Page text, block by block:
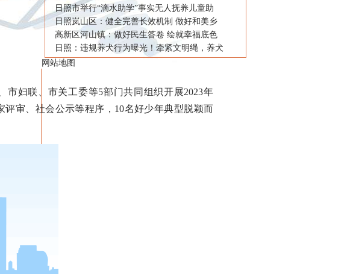
妇联、市关工委等5部门共同组织开展2023年
评审、社会公示等程序，10名好少年典型脱颖而
日照市举行“滴水助学”事实无人抚养儿童助
日照岚山区：健全完善长效机制 做好和美乡
高新区河山镇：做好民生答卷 绘就幸福底色
日照：违规养犬行为曝光！牵紧文明绳，养犬
网站地图